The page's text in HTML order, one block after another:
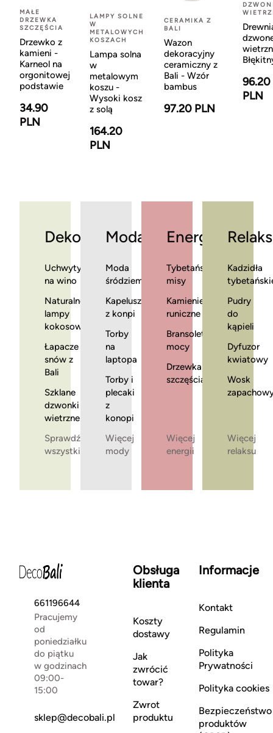
MAŁE
DRZEWKA
SZCZĘŚCIA
Drzewko z
kamieni -
Karneol na
orgonitowej
podstawie
34.90
PLN
LAMPY SOLNE
W
METALOWYCH
KOSZACH
Lampa solna
w
metalowym
koszu -
Wysoki kosz
z solą
164.20
PLN
CERAMIKA Z
BALI
Wazon
dekoracyjny
ceramiczny z
Bali - Wzór
bambus
97.20 PLN
96.20
PLN
Dekoracje
Uchwyty
na wino
Naturalne
lampy
kokosowe
Łapacze
snów z
Bali
Szklane
dzwonki
wietrzne
Sprawdź
wszystkie
Moda
Moda
śródziemnomorska
Kapelusze
z konpi
Torby
na
laptopa
Torby i
plecaki
z
konopi
Więcej
mody
Energia
Tybetańskie
misy
Kamienie
runiczne
Bransoletki
mocy
Drzewka
szczęścia
Więcej
energii
Relaks
Kadzidła
Pudry
do
kąpieli
Dyfuzor
kwiatowy
Wosk
Więcej
relaksu
661196644
Pracujemy
od
poniedziałku
do piątku
w godzinach
09:00-
15:00
sklep@decobali.pl
Obsługa
klienta
Koszty
dostawy
Jak
zwrócić
towar?
Zwrot
produktu
Informacje
Kontakt
Regulamin
Polityka
Prywatności
Polityka cookies
Bezpieczeństwo
produktów